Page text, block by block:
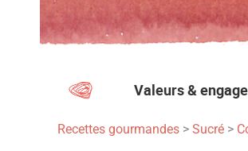
Valeurs &
Recettes gourmandes > Sucré >